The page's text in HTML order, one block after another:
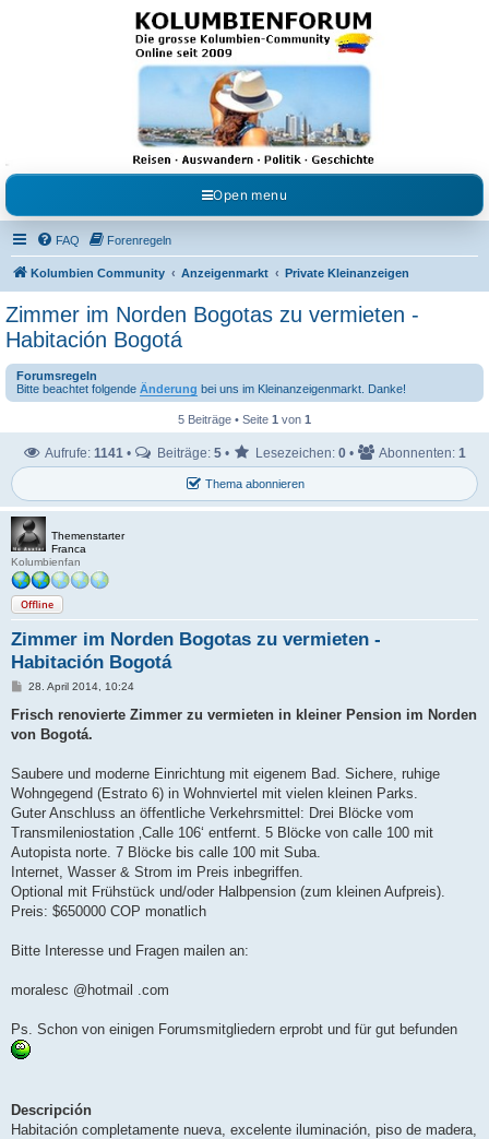
Kolumbienforum - Das
grosse Forum der
Freunde Kolumbiens
Reisen, Auswandern, Kultur, Politik, Geschichte und Visum in Kolumbien und Venezuela.
Austausch, Erfahrungen und Gemeinschaft im Kolumbienforum
Open menu
FAQ Forenregeln
Kolumbien Community Anzeigenmarkt Private Kleinanzeigen
Zimmer im Norden Bogotas zu vermieten -
Habitación Bogotá
Forumsregeln
Bitte beachtet folgende Änderung bei uns im Kleinanzeigenmarkt. Danke!
5 Beiträge • Seite 1 von 1
Thema abonnieren
Aufrufe: 1141 • Beiträge: 5 • Lesezeichen: 0 • Abonnenten: 1
Themenstarter
Franca
Kolumbienfan
Offline
Zimmer im Norden Bogotas zu vermieten -
Habitación Bogotá
B
i
r
28. April 2014, 10:24
Frisch renovierte Zimmer zu vermieten in kleiner Pension im Norden
von Bogotá.
Saubere und moderne Einrichtung mit eigenem Bad. Sichere, ruhige
Wohngegend (Estrato 6) in Wohnviertel mit vielen kleinen Parks.
Guter Anschluss an öffentliche Verkehrsmittel: Drei Blöcke vom
Transmileniostation ‚Calle 106‘ entfernt. 5 Blöcke von calle 100 mit
Autopista norte. 7 Blöcke bis calle 100 mit Suba.
Internet, Wasser & Strom im Preis inbegriffen.
Optional mit Frühstück und/oder Halbpension (zum kleinen Aufpreis).
Preis: $650000 COP monatlich
Bitte Interesse und Fragen mailen an:
moralesc @hotmail .com
Ps. Schon von einigen Forumsmitgliedern erprobt und für gut befunden
Descripción
Habitación completamente nueva, excelente iluminación, piso de madera,